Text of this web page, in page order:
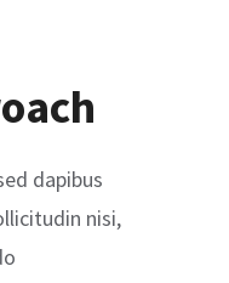
dapibus
nisi,